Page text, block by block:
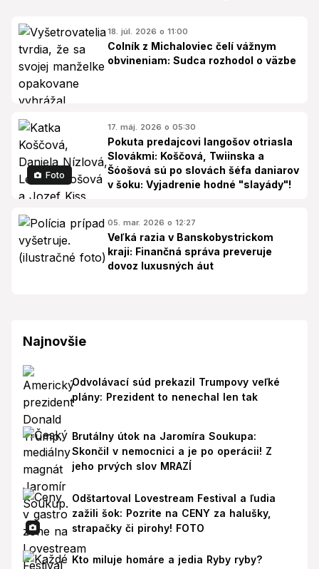
18. júl. 2026 o 11:00
Colník z Michaloviec čelí vážnym
obvineniam: Sudca rozhodol o väzbe
Foto
17. máj. 2026 o 05:30
Pokuta predajcovi langošov otriasla
Slovákmi: Koščová, Twiinska a
Šóošová sú po slovách šéfa daniarov
v šoku: Vyjadrenie hodné "slayády"!
05. mar. 2026 o 12:27
Veľká razia v Banskobystrickom
kraji: Finančná správa preveruje
dovoz luxusných áut
Najnovšie
Odvolávací súd prekazil Trumpovy veľké
plány: Prezident to nenechal len tak
Brutálny útok na Jaromíra Soukupa:
Skončil v nemocnici a je po operácii! Z
jeho prvých slov MRAZÍ
Odštartoval Lovestream Festival a ľudia
zažili šok: Pozrite na CENY za halušky,
strapačky či pirohy! FOTO
Kto miluje homáre a jedia Ryby ryby?